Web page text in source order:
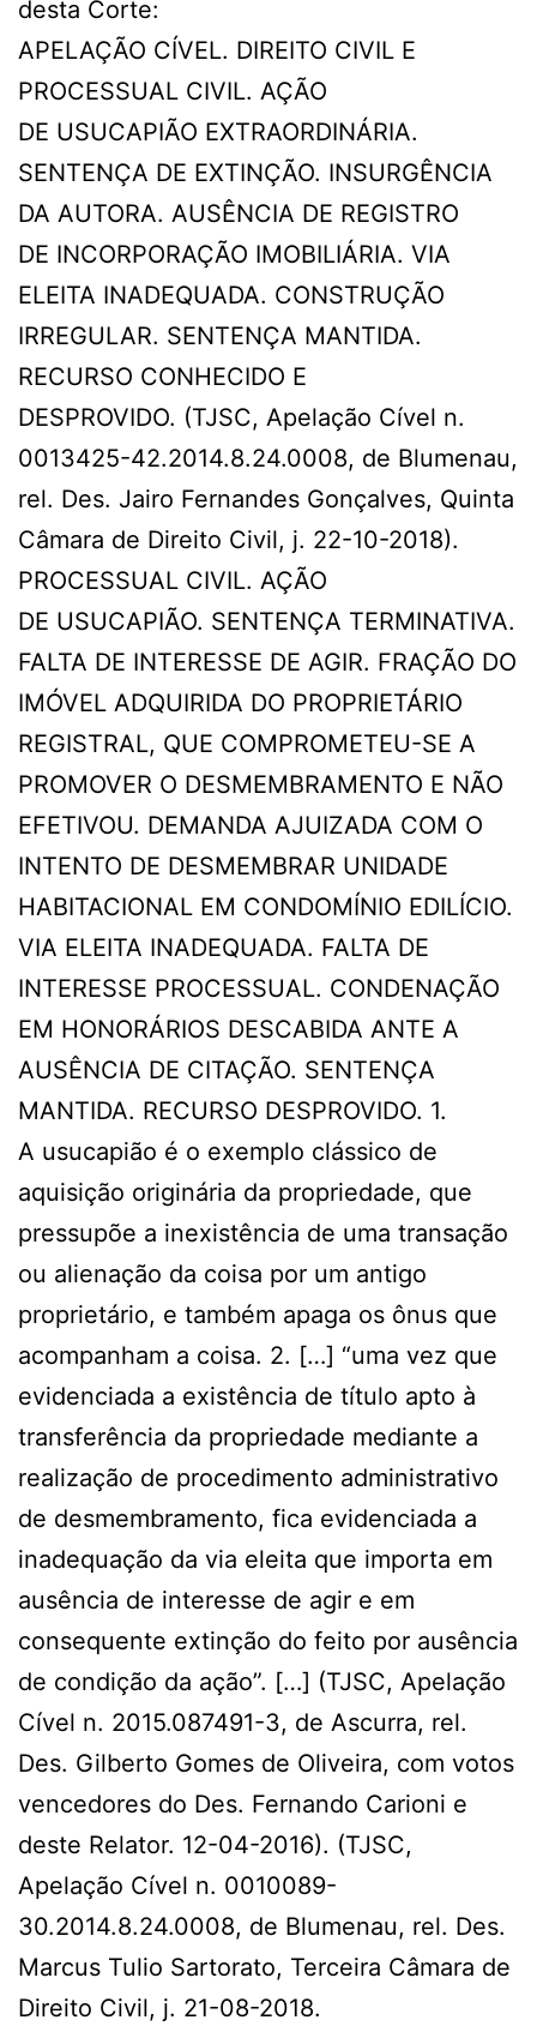
desta Corte:
APELAÇÃO CÍVEL. DIREITO CIVIL E
PROCESSUAL CIVIL. AÇÃO
DE USUCAPIÃO EXTRAORDINÁRIA.
SENTENÇA DE EXTINÇÃO. INSURGÊNCIA
DA AUTORA. AUSÊNCIA DE REGISTRO
DE INCORPORAÇÃO IMOBILIÁRIA. VIA
ELEITA INADEQUADA. CONSTRUÇÃO
IRREGULAR. SENTENÇA MANTIDA.
RECURSO CONHECIDO E
DESPROVIDO. (TJSC, Apelação Cível n.
0013425-42.2014.8.24.0008, de Blumenau,
rel. Des. Jairo Fernandes Gonçalves, Quinta
Câmara de Direito Civil, j. 22-10-2018).
PROCESSUAL CIVIL. AÇÃO
DE USUCAPIÃO. SENTENÇA TERMINATIVA.
FALTA DE INTERESSE DE AGIR. FRAÇÃO DO
IMÓVEL ADQUIRIDA DO PROPRIETÁRIO
REGISTRAL, QUE COMPROMETEU-SE A
PROMOVER O DESMEMBRAMENTO E NÃO
EFETIVOU. DEMANDA AJUIZADA COM O
INTENTO DE DESMEMBRAR UNIDADE
HABITACIONAL EM CONDOMÍNIO EDILÍCIO.
VIA ELEITA INADEQUADA. FALTA DE
INTERESSE PROCESSUAL. CONDENAÇÃO
EM HONORÁRIOS DESCABIDA ANTE A
AUSÊNCIA DE CITAÇÃO. SENTENÇA
MANTIDA. RECURSO DESPROVIDO. 1.
A usucapião é o exemplo clássico de
aquisição originária da propriedade, que
pressupõe a inexistência de uma transação
ou alienação da coisa por um antigo
proprietário, e também apaga os ônus que
acompanham a coisa. 2. […] “uma vez que
evidenciada a existência de título apto à
transferência da propriedade mediante a
realização de procedimento administrativo
de desmembramento, fica evidenciada a
inadequação da via eleita que importa em
ausência de interesse de agir e em
consequente extinção do feito por ausência
de condição da ação”. […] (TJSC, Apelação
Cível n. 2015.087491-3, de Ascurra, rel.
Des. Gilberto Gomes de Oliveira, com votos
vencedores do Des. Fernando Carioni e
deste Relator. 12-04-2016). (TJSC,
Apelação Cível n. 0010089-
30.2014.8.24.0008, de Blumenau, rel. Des.
Marcus Tulio Sartorato, Terceira Câmara de
Direito Civil, j. 21-08-2018.